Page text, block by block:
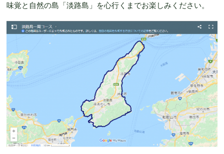
味覚と自然の島「淡路島」を心行くまでお楽しみください。